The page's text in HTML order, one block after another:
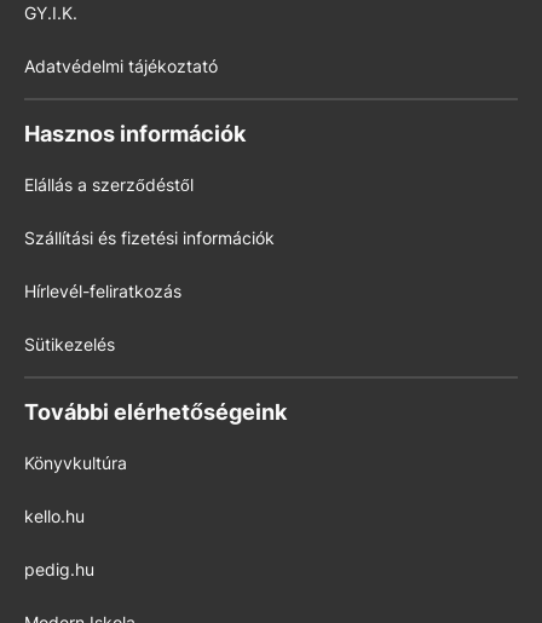
GY.I.K.
Adatvédelmi tájékoztató
Hasznos információk
Elállás a szerződéstől
Szállítási és fizetési információk
Hírlevél-feliratkozás
Sütikezelés
További elérhetőségeink
Könyvkultúra
kello.hu
pedig.hu